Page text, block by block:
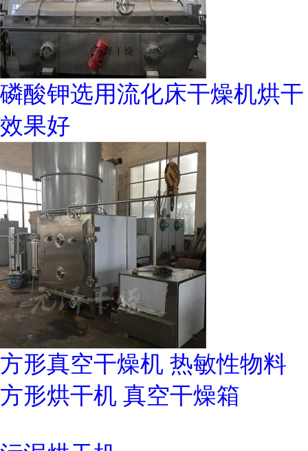
磷酸钾选用流化床干燥机烘干
效果好
方形真空干燥机 热敏性物料
方形烘干机 真空干燥箱